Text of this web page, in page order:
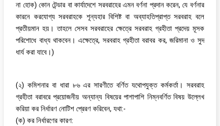
না হোক) কোন টেন্ডার বা কার্যাদেশে সরবরাহের এমন বর্ণনা প্রদান করেন, যে বর্ণনার
কারনে করযোগ্য সরবরাহকে শূন্যহার বিশিষ্ট বা অব্যাহতিপ্রাপ্ত সরবরাহ বলে
প্রতীয়মান হয়। তাহলে সেসব সরবরাহের ক্ষেত্রে সরবরাহ গ্রহীতা প্রদেয় মূসক
পরিশোধে বাধ্য থাকবেন। এক্ষেত্রে, সরবরাহ গ্রহীতা বরাবর কর, জরিমানা ও সুদ
ধার্য করা যাবে।)
(২) কমিশনার বা ধারা ৮৬ এর সারণীতে বর্ণিত যথোপযুক্ত কর্মকর্তা। সরবরাহ
গ্রহীতা বরাবরে প্রয়োজনীয় অন্যান্য বিষয়ের পাশাপাশি নিম্নবর্ণিত বিষয় উল্লেখ
করিয়া কর নির্ধারণ নোটিশ প্রেরণ করিবেন, যথা:-
(ক) কর নির্ধারণের কারণ: